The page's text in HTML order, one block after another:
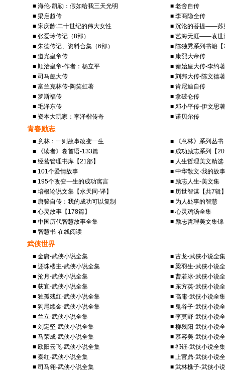
■ 海伦·凯勒：假如给我三天光明
■ 老舍自传
■ 梁启超传
■ 李商隐全传
■ 宋庆龄:二十世纪的伟大女性
■ 沉沦的菩提——苏
■ 张爱玲传记（8部）
■ 艺海无涯——袁世
■ 朱德传记、资料合集（6部）
■ 陈独秀系列书籍
■ 道光皇帝传
■ 康熙大帝传
■ 顺治皇帝-作者：杨立平
■ 秦始皇大传-李约著
■ 司马懿大传
■ 刘邦大传-陈文德著
■ 富兰克林传-陶笑虹著
■ 肯尼迪自传
■ 罗斯福传
■ 拿破仑传
■ 毛泽东传
■ 邓小平传-伊文思著
■ 资本大玩家：李泽楷传奇
■ 诺贝尔传
青春励志
■ 意林：一则故事改变一生
■ 《意林》系列丛
■ 《读者》卷首语-133篇
■ 成功励志系列【
■ 经营管理书库【21部】
■ 人生哲理美文精
■ 101个爱情故事
■ 中华散文·我的故事
■ 195个改变一生的成功寓言
■ 励志人生-美文集
■ 培根论说文集【水天同-译】
■ 历世智谋【共7辑
■ 唐骏自传：我的成功可以复制
■ 为人处事的智慧
■ 心灵故事【178篇】
■ 心灵鸡汤全集
■ 中国历代智慧故事全集
■ 励志哲理美文集锦
■ 智慧书-在线阅读
武侠世界
■ 金庸-武侠小说全集
■ 古龙-武侠小说全集
■ 还珠楼主-武侠小说全集
■ 梁羽生-武侠小说
■ 沧月-武侠小说全集
■ 曹若冰-武侠小说
■ 荻宜-武侠小说全集
■ 东方英-武侠小说
■ 独孤残红-武侠小说全集
■ 高庸-武侠小说全集
■ 狗尾续金-武侠小说全集
■ 鬼谷子-武侠小说
■ 兰立-武侠小说全集
■ 李莫野-武侠小说
■ 刘定坚-武侠小说全集
■ 柳残阳-武侠小说
■ 马荣成-武侠小说全集
■ 慕容美-武侠小说
■ 欧阳云飞-武侠小说全集
■ 祁钰-武侠小说全集
■ 秦红-武侠小说全集
■ 上官鼎-武侠小说
■ 司马翎-武侠小说全集
■ 武林樵子-武侠小